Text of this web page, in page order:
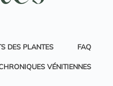
DES PLANTES FAQ
VÉNITIENNES